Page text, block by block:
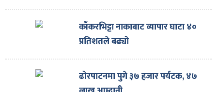
काँकरभिट्टा नाकाबाट व्यापार घाटा ४०
प्रतिशतले बढ्यो
ढोरपाटनमा पुगे ३७ हजार पर्यटक, ४७